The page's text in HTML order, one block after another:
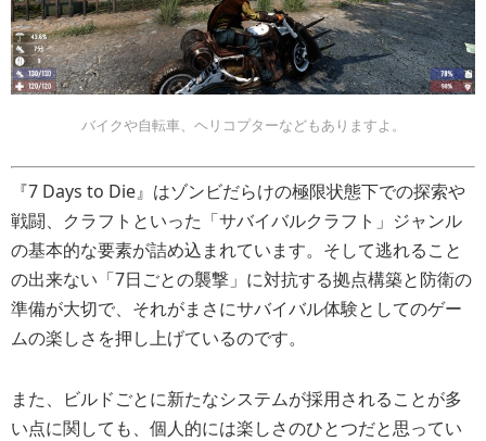
バイクや自転車、ヘリコプターなどもありますよ。
『7 Days to Die』はゾンビだらけの極限状態下での探索や
戦闘、クラフトといった「サバイバルクラフト」ジャンル
の基本的な要素が詰め込まれています。そして逃れること
の出来ない「7日ごとの襲撃」に対抗する拠点構築と防衛の
準備が大切で、それがまさにサバイバル体験としてのゲー
ムの楽しさを押し上げているのです。
また、ビルドごとに新たなシステムが採用されることが多
い点に関しても、個人的には楽しさのひとつだと思ってい